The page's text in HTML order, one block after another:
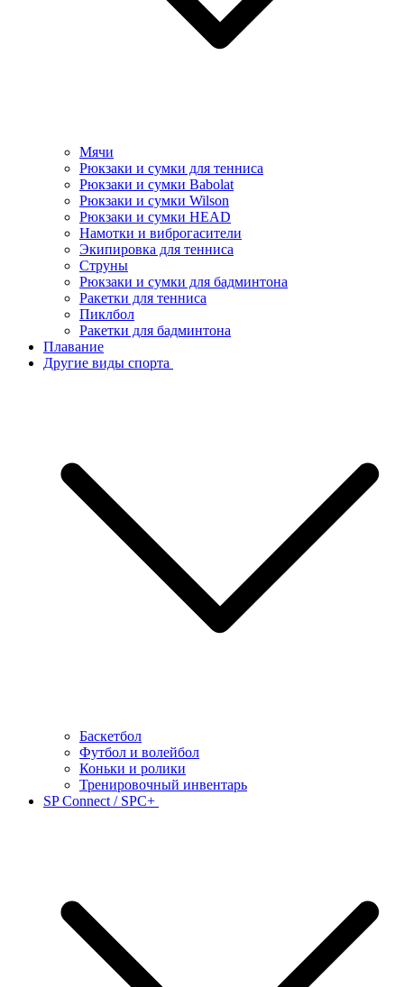
Мячи
Рюкзаки и сумки для тенниса
Рюкзаки и сумки Babolat
Рюкзаки и сумки Wilson
Рюкзаки и сумки HEAD
Намотки и виброгасители
Экипировка для тенниса
Струны
Рюкзаки и сумки для бадминтона
Ракетки для тенниса
Пиклбол
Ракетки для бадминтона
Плавание
Другие виды спорта
Баскетбол
Футбол и волейбол
Коньки и ролики
Тренировочный инвентарь
SP Connect / SPC+